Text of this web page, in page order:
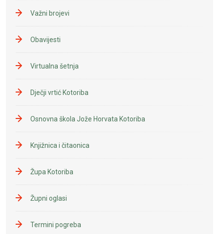
Važni brojevi
Obavijesti
Virtualna šetnja
Dječji vrtić Kotoriba
Osnovna škola Jože Horvata Kotoriba
Knjižnica i čitaonica
Župa Kotoriba
Župni oglasi
Termini pogreba